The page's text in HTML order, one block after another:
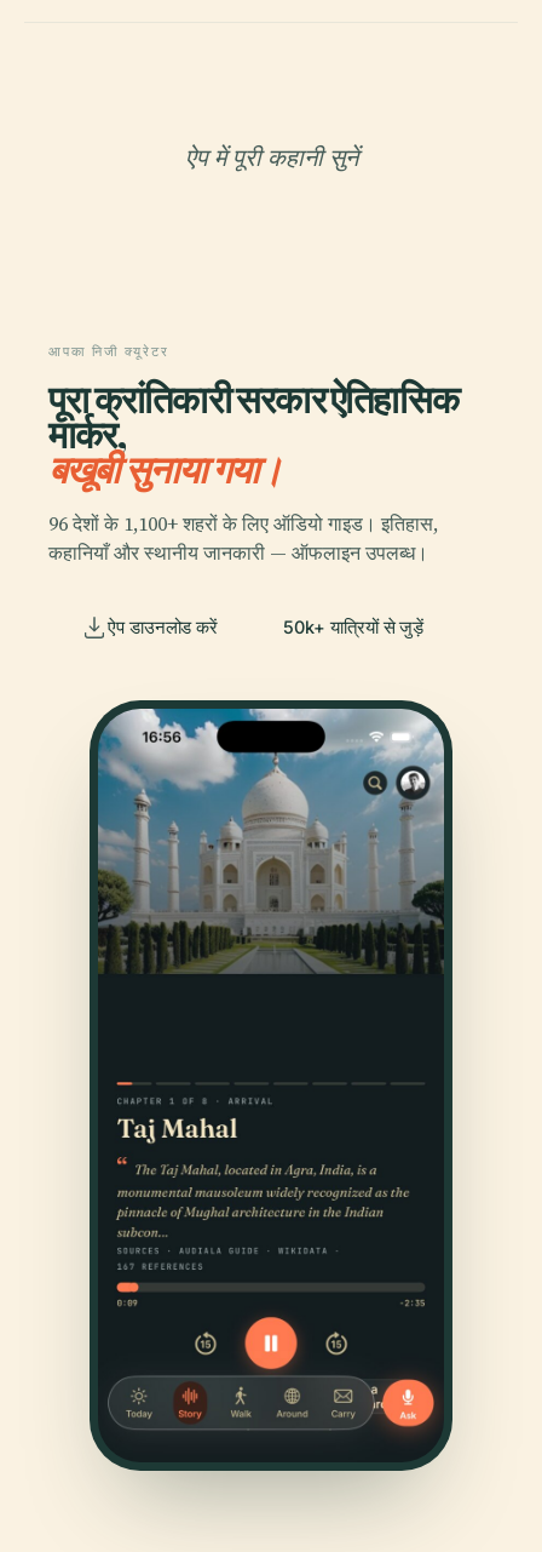
ऐप में पूरी कहानी सुनें
आपका निजी क्यूरेटर
पूरा क्रांतिकारी सरकार ऐतिहासिक
मार्कर,
बखूबी सुनाया गया।
96 देशों के 1,100+ शहरों के लिए ऑडियो गाइड। इतिहास,
कहानियाँ और स्थानीय जानकारी — ऑफलाइन उपलब्ध।
ऐप डाउनलोड करें 50k+ यात्रियों से जुड़ें